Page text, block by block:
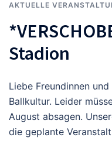
AKTUELLE
Stadion
Liebe Freundinnen
Ballkultur. Leider
August absagen.
die geplante